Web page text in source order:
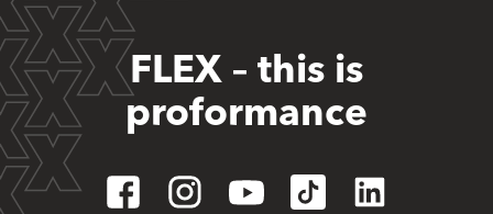
FLEX – this is
proformance